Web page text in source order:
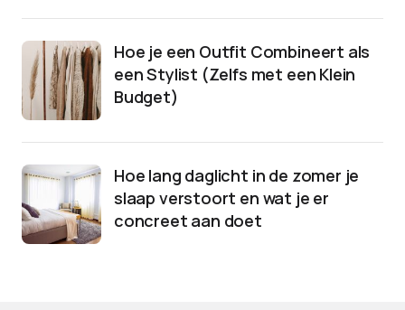
Hoe je een Outfit Combineert als
een Stylist (Zelfs met een Klein
Budget)
Hoe lang daglicht in de zomer je
slaap verstoort en wat je er
concreet aan doet